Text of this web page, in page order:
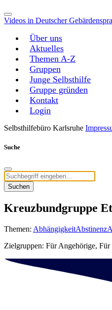
Videos in Deutscher
Über uns
Aktuelles
Themen A-Z
Gruppen
Junge Selbsthilfe
Gruppe gründen
Kontakt
Login
Selbsthilfebüro Karlsruhe
Suche
Suchen
Kreuzbundgruppe
Themen: AbhängigkeitAbstinenz
Zielgruppen: Für Angehörige,